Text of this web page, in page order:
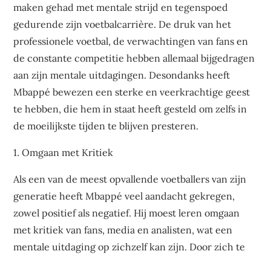
maken gehad met mentale strijd en tegenspoed
gedurende zijn voetbalcarrière. De druk van het
professionele voetbal, de verwachtingen van fans en
de constante competitie hebben allemaal bijgedragen
aan zijn mentale uitdagingen. Desondanks heeft
Mbappé bewezen een sterke en veerkrachtige geest
te hebben, die hem in staat heeft gesteld om zelfs in
de moeilijkste tijden te blijven presteren.
1. Omgaan met Kritiek
Als een van de meest opvallende voetballers van zijn
generatie heeft Mbappé veel aandacht gekregen,
zowel positief als negatief. Hij moest leren omgaan
met kritiek van fans, media en analisten, wat een
mentale uitdaging op zichzelf kan zijn. Door zich te